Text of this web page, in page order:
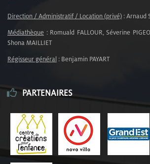
Direction / Administratif / Location (privé) : Arnaud
Médiathèque : Romuald FALLOUR, Séverine
Shona MAILLIET
Régisseur général : Benjamin PAYART
PARTENAIRES